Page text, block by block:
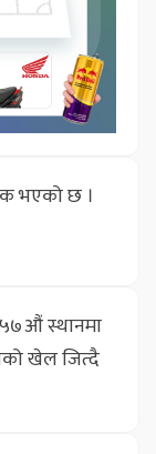
भएको छ ।
५७औं स्थानमा
खेल जित्दै